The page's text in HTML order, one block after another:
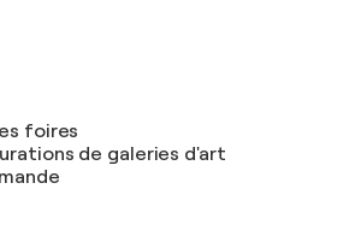
foires
de galeries d'art